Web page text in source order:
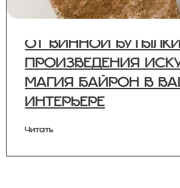
ОТ ВИННОЙ
ПРОИЗВЕДЕНИЯ
МАГИЯ БАЙРОН В
ИНТЕРЬЕРЕ
Читать